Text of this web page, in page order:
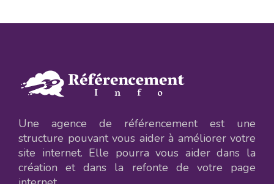
Une agence de référencement est une
structure pouvant vous aider à améliorer votre
site internet. Elle pourra vous aider dans la
création et dans la refonte de votre page